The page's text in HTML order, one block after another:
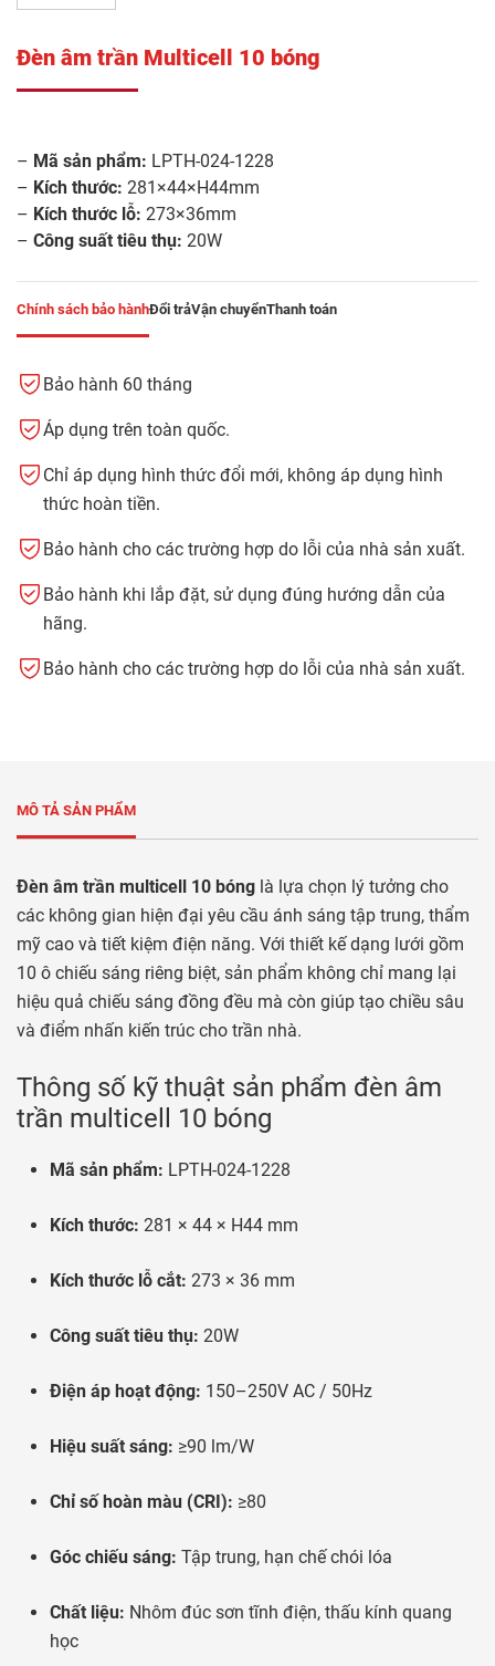
Đèn âm trần Multicell 10 bóng
– Mã sản phẩm: LPTH-024-1228
– Kích thước: 281×44×H44mm
– Kích thước lỗ: 273×36mm
– Công suất tiêu thụ: 20W
Chính sách bảo hànhĐổi trảVận chuyểnThanh toán
Bảo hành 60 tháng
Áp dụng trên toàn quốc.
Chỉ áp dụng hình thức đổi mới, không áp dụng hình
thức hoàn tiền.
Bảo hành cho các trường hợp do lỗi của nhà sản xuất.
Bảo hành khi lắp đặt, sử dụng đúng hướng dẫn của
hãng.
Bảo hành cho các trường hợp do lỗi của nhà sản xuất.
MÔ TẢ SẢN PHẨM
Đèn âm trần multicell 10 bóng là lựa chọn lý tưởng cho
các không gian hiện đại yêu cầu ánh sáng tập trung, thẩm
mỹ cao và tiết kiệm điện năng. Với thiết kế dạng lưới gồm
10 ô chiếu sáng riêng biệt, sản phẩm không chỉ mang lại
hiệu quả chiếu sáng đồng đều mà còn giúp tạo chiều sâu
và điểm nhấn kiến trúc cho trần nhà.
Thông số kỹ thuật sản phẩm đèn âm
trần multicell 10 bóng
Mã sản phẩm: LPTH-024-1228
Kích thước: 281 × 44 × H44 mm
Kích thước lỗ cắt: 273 × 36 mm
Công suất tiêu thụ: 20W
Điện áp hoạt động: 150–250V AC / 50Hz
Hiệu suất sáng: ≥90 lm/W
Chỉ số hoàn màu (CRI): ≥80
Góc chiếu sáng: Tập trung, hạn chế chói lóa
Chất liệu: Nhôm đúc sơn tĩnh điện, thấu kính quang
học